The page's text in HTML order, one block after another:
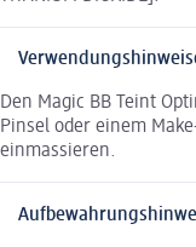
Den Magic BB Teint
Pinsel oder einem
einmassieren.